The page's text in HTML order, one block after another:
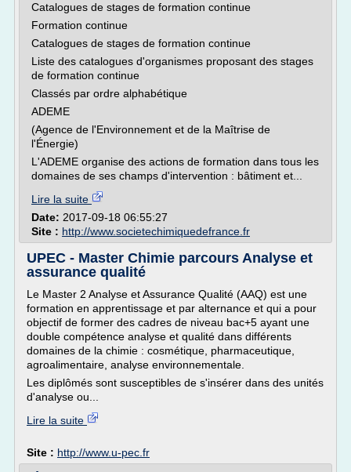
Catalogues de stages de formation continue
Formation continue
Catalogues de stages de formation continue
Liste des catalogues d'organismes proposant des stages
de formation continue
Classés par ordre alphabétique
ADEME
(Agence de l'Environnement et de la Maîtrise de
l'Énergie)
L'ADEME organise des actions de formation dans tous les
domaines de ses champs d'intervention : bâtiment et...
Lire la suite
Date: 2017-09-18 06:55:27
Site : http://www.societechimiquedefrance.fr
UPEC - Master Chimie parcours Analyse et
assurance qualité
Le Master 2 Analyse et Assurance Qualité (AAQ) est une
formation en apprentissage et par alternance et qui a pour
objectif de former des cadres de niveau bac+5 ayant une
double compétence analyse et qualité dans différents
domaines de la chimie : cosmétique, pharmaceutique,
agroalimentaire, analyse environnementale.
Les diplômés sont susceptibles de s'insérer dans des unités
d'analyse ou...
Lire la suite
Site : http://www.u-pec.fr